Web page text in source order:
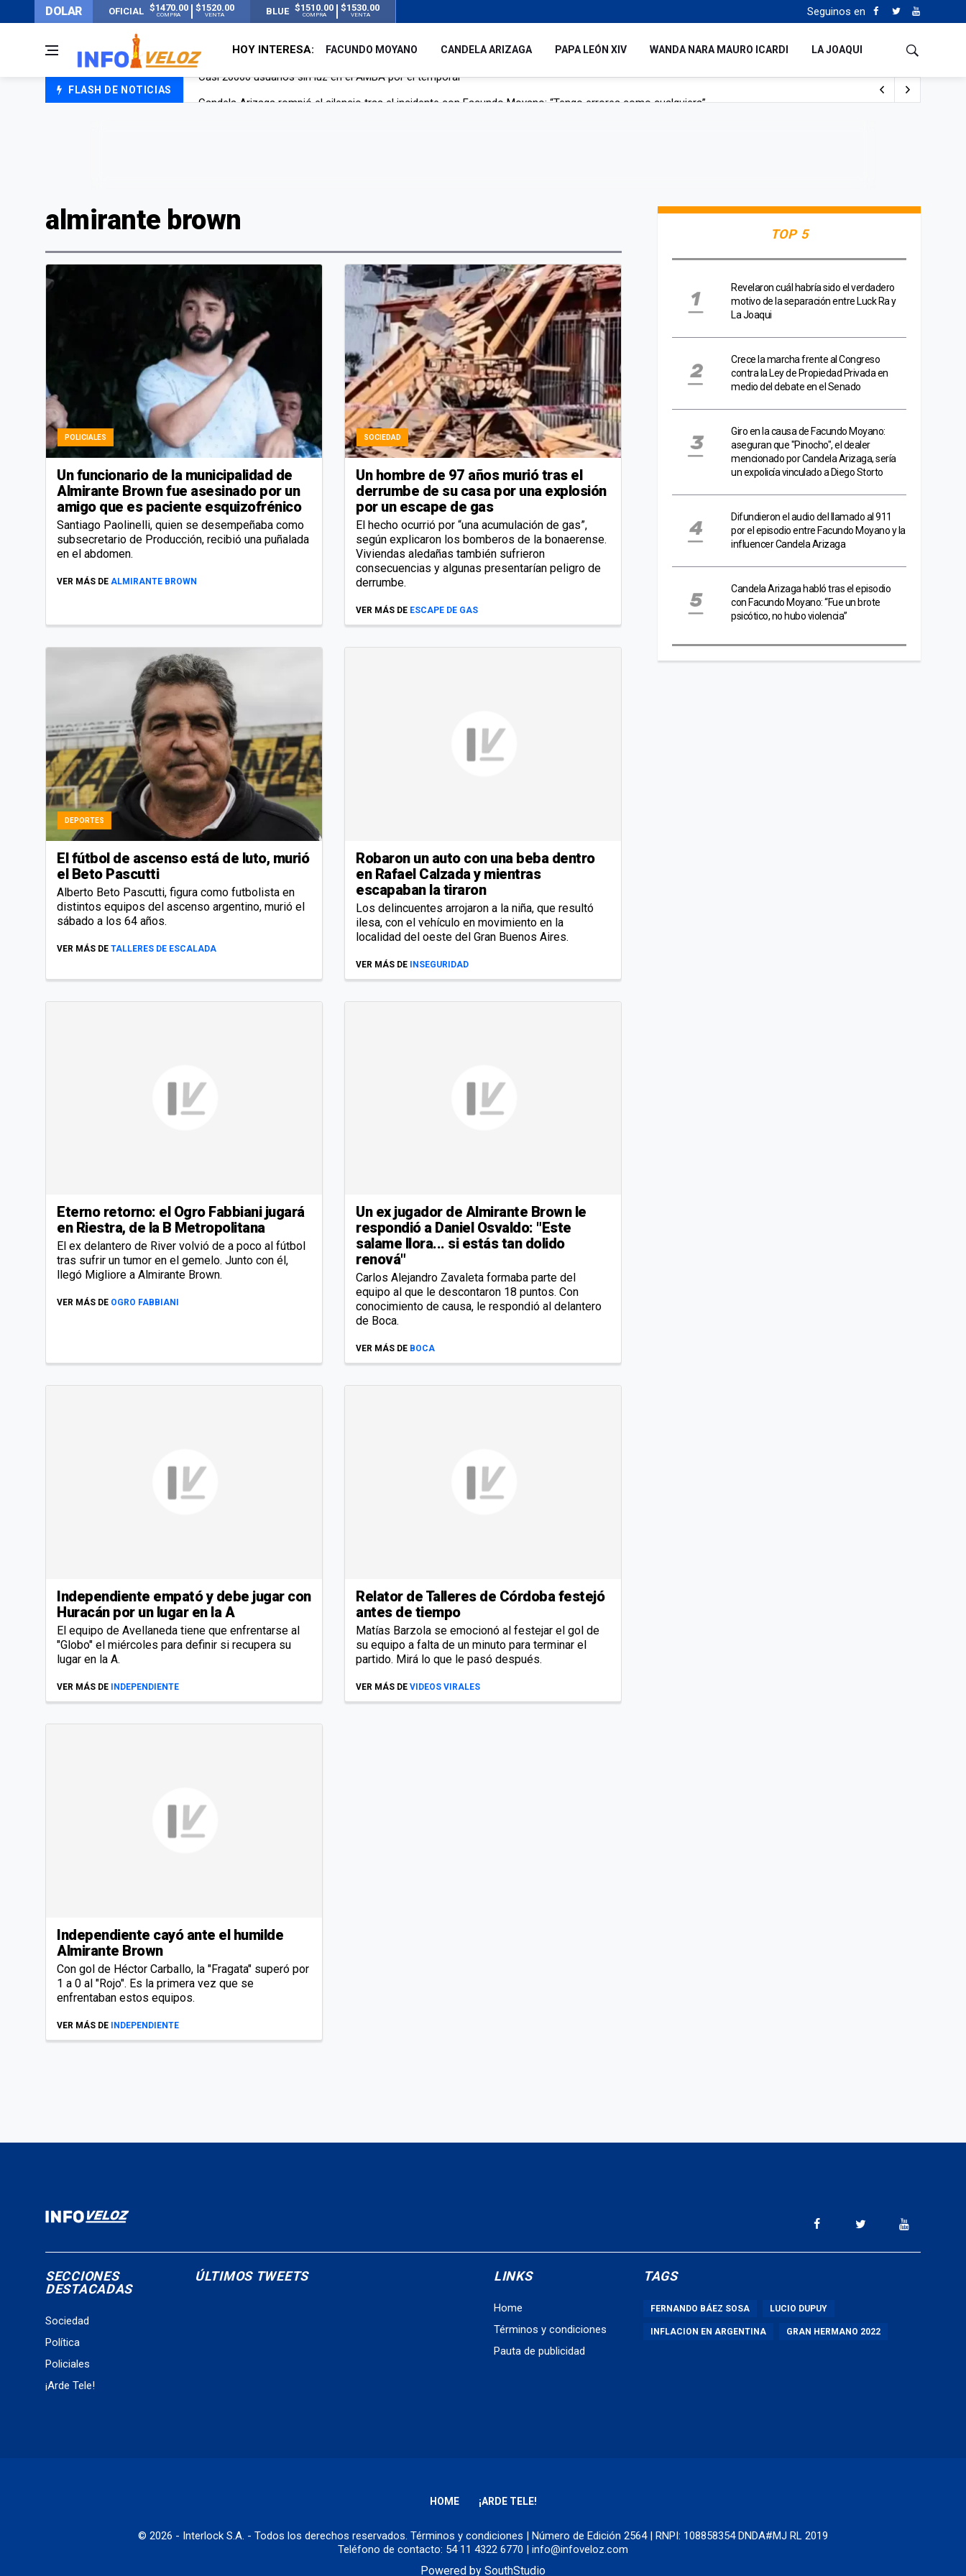
DOLAR OFICIAL $1470.00
COMPRA
$1520.00
VENTA BLUE $1510.00
COMPRA
$1530.00
VENTA Seguinos en
HOY INTERESA: FACUNDO MOYANO CANDELA ARIZAGA PAPA LEÓN XIV WANDA NARA MAURO ICARDI LA JOAQUI
FLASH DE NOTICIAS
almirante brown
POLICIALES
Un funcionario de la municipalidad de
Almirante Brown fue asesinado por un
amigo que es paciente esquizofrénico
Santiago Paolinelli, quien se desempeñaba como
subsecretario de Producción, recibió una puñalada
en el abdomen.
VER MÁS DE ALMIRANTE BROWN
SOCIEDAD
Un hombre de 97 años murió tras el
derrumbe de su casa por una explosión
por un escape de gas
El hecho ocurrió por “una acumulación de gas”,
según explicaron los bomberos de la bonaerense.
Viviendas aledañas también sufrieron
consecuencias y algunas presentarían peligro de
derrumbe.
VER MÁS DE ESCAPE DE GAS
DEPORTES
El fútbol de ascenso está de luto, murió
el Beto Pascutti
Alberto Beto Pascutti, figura como futbolista en
distintos equipos del ascenso argentino, murió el
sábado a los 64 años.
VER MÁS DE TALLERES DE ESCALADA
Robaron un auto con una beba dentro
en Rafael Calzada y mientras
escapaban la tiraron
Los delincuentes arrojaron a la niña, que resultó
ilesa, con el vehículo en movimiento en la
localidad del oeste del Gran Buenos Aires.
VER MÁS DE INSEGURIDAD
Eterno retorno: el Ogro Fabbiani jugará
en Riestra, de la B Metropolitana
El ex delantero de River volvió de a poco al fútbol
tras sufrir un tumor en el gemelo. Junto con él,
llegó Migliore a Almirante Brown.
VER MÁS DE OGRO FABBIANI
Un ex jugador de Almirante Brown le
respondió a Daniel Osvaldo: "Este
salame llora... si estás tan dolido
renová"
Carlos Alejandro Zavaleta formaba parte del
equipo al que le descontaron 18 puntos. Con
conocimiento de causa, le respondió al delantero
de Boca.
VER MÁS DE BOCA
Independiente empató y debe jugar con
Huracán por un lugar en la A
El equipo de Avellaneda tiene que enfrentarse al
"Globo" el miércoles para definir si recupera su
lugar en la A.
VER MÁS DE INDEPENDIENTE
Relator de Talleres de Córdoba festejó
antes de tiempo
Matías Barzola se emocionó al festejar el gol de
su equipo a falta de un minuto para terminar el
partido. Mirá lo que le pasó después.
VER MÁS DE VIDEOS VIRALES
Independiente cayó ante el humilde
Almirante Brown
Con gol de Héctor Carballo, la "Fragata" superó por
1 a 0 al "Rojo". Es la primera vez que se
enfrentaban estos equipos.
VER MÁS DE INDEPENDIENTE
TOP 5
Revelaron cuál habría sido el verdadero
motivo de la separación entre Luck Ra y
La Joaqui
Crece la marcha frente al Congreso
contra la Ley de Propiedad Privada en
medio del debate en el Senado
Giro en la causa de Facundo Moyano:
aseguran que "Pinocho", el dealer
mencionado por Candela Arizaga, sería
un expolicía vinculado a Diego Storto
Difundieron el audio del llamado al 911
por el episodio entre Facundo Moyano y la
influencer Candela Arizaga
Candela Arizaga habló tras el episodio
con Facundo Moyano: “Fue un brote
psicótico, no hubo violencia”
SECCIONES
DESTACADAS
Sociedad
Política
Policiales
¡Arde Tele!
ÚLTIMOS TWEETS LINKS
Home
Términos y condiciones
Pauta de publicidad
TAGS
FERNANDO BÁEZ SOSA LUCIO DUPUY
INFLACION EN ARGENTINA GRAN HERMANO 2022
HOME ¡ARDE TELE!
© 2026 - Interlock S.A. - Todos los derechos reservados. Términos y condiciones | Número de Edición 2564 | RNPI: 108858354 DNDA#MJ RL 2019
Teléfono de contacto: 54 11 4322 6770 | info@infoveloz.com
Powered by SouthStudio